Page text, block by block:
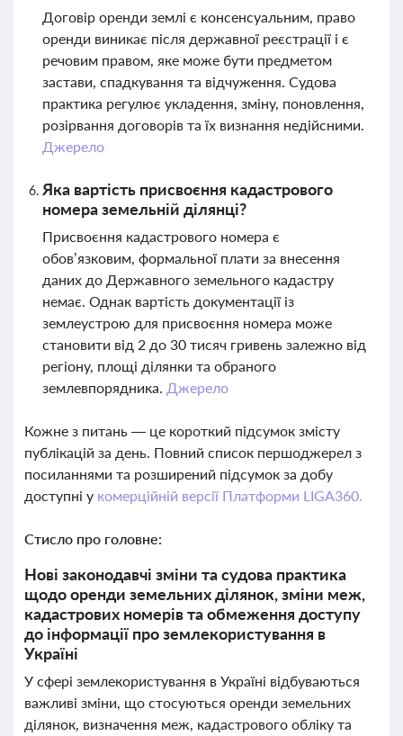
Договір оренди землі є консенсуальним, право
оренди виникає після державної реєстрації і є
речовим правом, яке може бути предметом
застави, спадкування та відчуження. Судова
практика регулює укладення, зміну, поновлення,
розірвання договорів та їх визнання недійсними.
Джерело
Яка вартість присвоєння кадастрового
номера земельній ділянці?
Присвоєння кадастрового номера є
обов’язковим, формальної плати за внесення
даних до Державного земельного кадастру
немає. Однак вартість документації із
землеустрою для присвоєння номера може
становити від 2 до 30 тисяч гривень залежно від
регіону, площі ділянки та обраного
землевпорядника. Джерело
Кожне з питань — це короткий підсумок змісту
публікацій за день. Повний список першоджерел з
посиланнями та розширений підсумок за добу
доступні у комерційній версії Платформи LIGA360.
Стисло про головне:
Нові законодавчі зміни та судова практика
щодо оренди земельних ділянок, зміни меж,
кадастрових номерів та обмеження доступу
до інформації про землекористування в
Україні
У сфері землекористування в Україні відбуваються
важливі зміни, що стосуються оренди земельних
ділянок, визначення меж, кадастрового обліку та